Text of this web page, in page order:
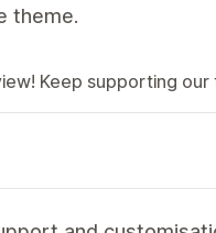
theme.
Keep supporting our